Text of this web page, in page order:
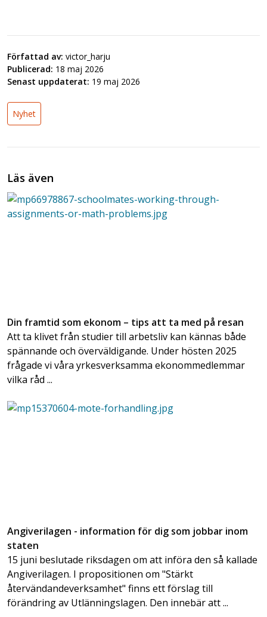
Författad av: victor_harju
Publicerad: 18 maj 2026
Senast uppdaterat: 19 maj 2026
Nyhet
Läs även
Din framtid som ekonom – tips att ta med på resan
Att ta klivet från studier till arbetsliv kan kännas både
spännande och överväldigande. Under hösten 2025
frågade vi våra yrkesverksamma ekonommedlemmar
vilka råd ...
Angiverilagen - information för dig som jobbar inom
staten
15 juni beslutade riksdagen om att införa den så kallade
Angiverilagen. I propositionen om "Stärkt
återvändandeverksamhet" finns ett förslag till
förändring av Utlänningslagen. Den innebär att ...